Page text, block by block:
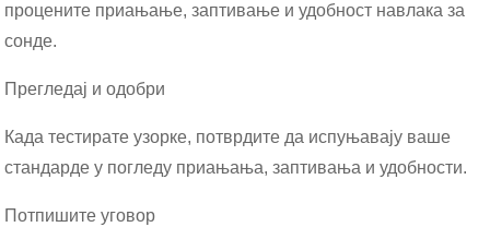
процените приањање, заптивање и удобност навлака за
сонде.
Прегледај и одобри
Када тестирате узорке, потврдите да испуњавају ваше
стандарде у погледу приањања, заптивања и удобности.
Потпишите уговор